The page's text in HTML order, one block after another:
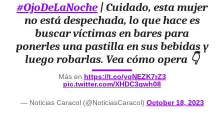
a
y
V
i
d
#OjoDeLaNoche | Cuidado, esta mujer
no está despechada, lo que hace es
buscar víctimas en bares para
ponerles una pastilla en sus bebidas y
luego robarlas. Vea cómo opera 👇
Más en https://t.co/yqNEZK7rZ3
pic.twitter.com/XHDC3qwh08
— Noticias Caracol (@NoticiasCaracol) October 18, 2023